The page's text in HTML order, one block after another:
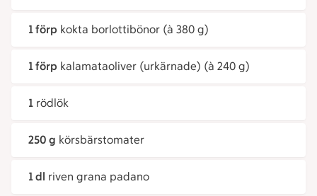
1 förp kokta borlottibönor (à 380 g)
1 förp kalamataoliver (urkärnade) (à 240 g)
1 rödlök
250 g körsbärstomater
1 dl riven grana padano